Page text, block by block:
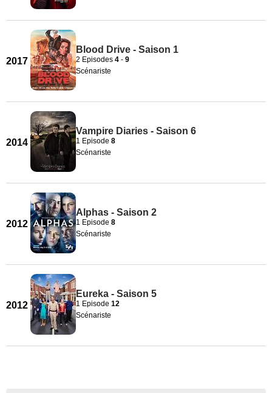
2017
Blood Drive - Saison 1
2 Episodes 4 - 9
Scénariste
2014
Vampire Diaries - Saison 6
1 Episode 8
Scénariste
2012
Alphas - Saison 2
1 Episode 8
Scénariste
2012
Eureka - Saison 5
1 Episode 12
Scénariste